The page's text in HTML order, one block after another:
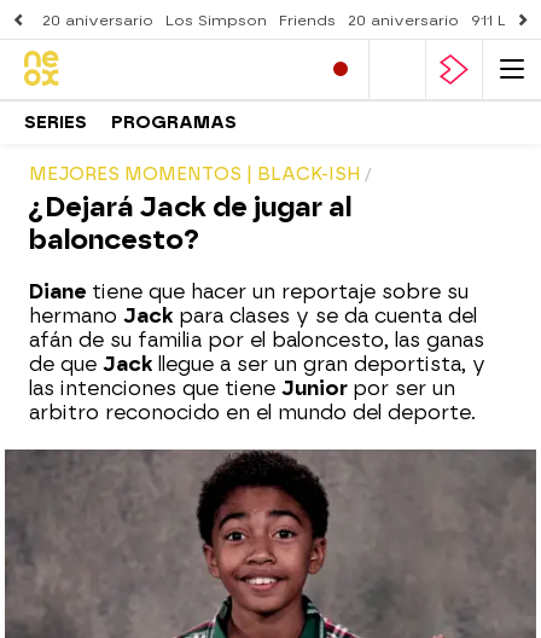
20 aniversario Los Simpson Friends 20 aniversario 911
SERIES PROGRAMAS
MEJORES MOMENTOS | BLACK-ISH
¿Dejará Jack de jugar al
baloncesto?
Diane tiene que hacer un reportaje sobre su
hermano Jack para clases y se da cuenta del
afán de su familia por el baloncesto, las ganas
de que Jack
llegue a ser un gran deportista, y
las intenciones que tiene Junior por ser un
arbitro reconocido en el mundo del deporte.
neox